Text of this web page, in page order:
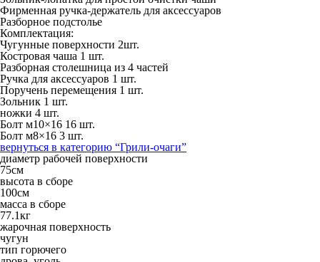
Фирменная ручка-держатель для аксессуаров
Разборное подстолье
Комплектация:
Чугунные поверхности 2шт.
Костровая чаша 1 шт.
Разборная столешница из 4 частей
Ручка для аксессуаров 1 шт.
Поручень перемещения 1 шт.
Зольник 1 шт.
ножки 4 шт.
Болт м10×16 16 шт.
Болт м8×16 3 шт.
вернуться в категорию “Грили-очаги”
диаметр рабочей поверхности
75см
высота в сборе
100см
масса в сборе
77.1кг
жарочная поверхность
чугун
тип горючего